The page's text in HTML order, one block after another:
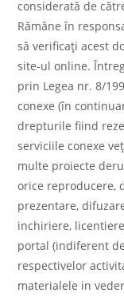
considerată de
Rămâne în
să verificaţi acest
site-ul online.
prin Legea nr. 8/
conexe (în
drepturile fiind
serviciile conexe
multe proiecte
orice reproducere,
prezentare,
inchiriere,
portal (indiferent
respectivelor
materialele in